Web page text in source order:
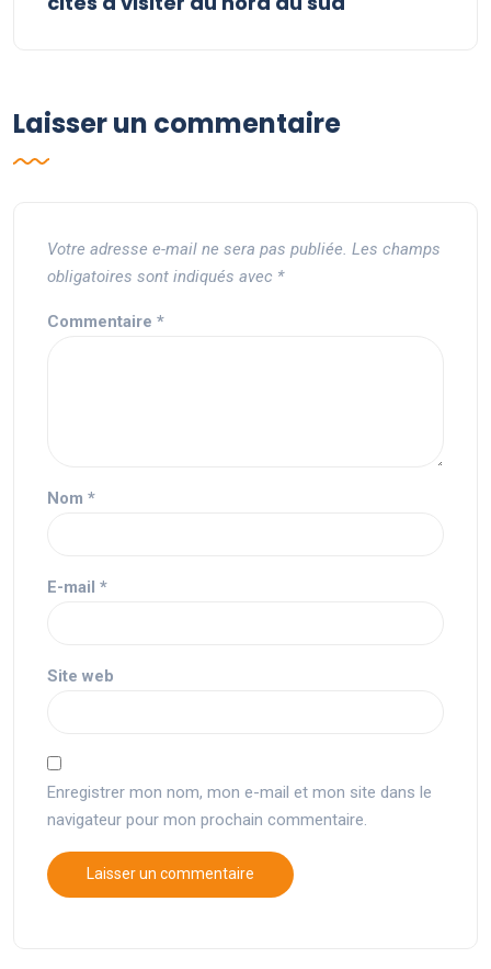
Laisser un commentaire
Votre adresse e-mail ne sera pas publiée. Les champs
obligatoires sont indiqués avec *
Commentaire *
Nom *
E-mail *
Site web
Enregistrer mon nom, mon e-mail et mon site dans le
navigateur pour mon prochain commentaire.